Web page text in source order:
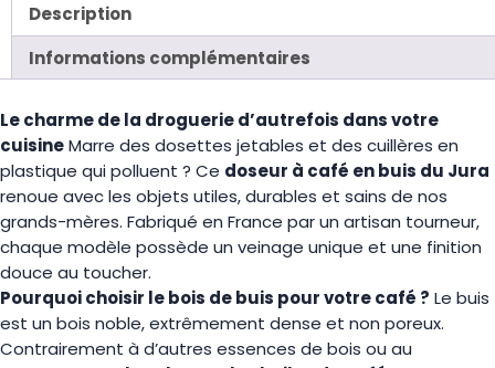
Description
Informations complémentaires
Le charme de la droguerie d’autrefois dans votre
cuisineMarre des dosettes jetables et des cuillères en
plastique qui polluent ? Ce doseur à café en buis du Jura
renoue avec les objets utiles, durables et sains de nos
grands-mères. Fabriqué en France par un artisan tourneur,
chaque modèle possède un veinage unique et une finition
douce au toucher.
Pourquoi choisir le bois de buis pour votre café ? Le buis
est un bois noble, extrêmement dense et non poreux.
Contrairement à d’autres essences de bois ou au